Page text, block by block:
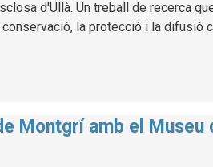
d'Ullà. Un treball de recerca
la protecció i la difusió
Montgrí amb el Museu